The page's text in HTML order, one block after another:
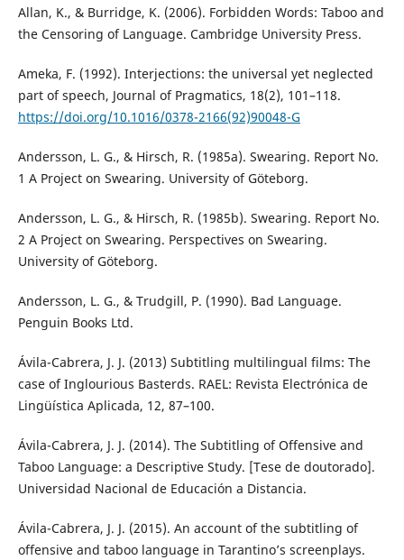
Allan, K., & Burridge, K. (2006). Forbidden Words: Taboo and
the Censoring of Language. Cambridge University Press.
Ameka, F. (1992). Interjections: the universal yet neglected
part of speech, Journal of Pragmatics, 18(2), 101–118.
https://doi.org/10.1016/0378-2166(92)90048-G
Andersson, L. G., & Hirsch, R. (1985a). Swearing. Report No.
1 A Project on Swearing. University of Göteborg.
Andersson, L. G., & Hirsch, R. (1985b). Swearing. Report No.
2 A Project on Swearing. Perspectives on Swearing.
University of Göteborg.
Andersson, L. G., & Trudgill, P. (1990). Bad Language.
Penguin Books Ltd.
Ávila-Cabrera, J. J. (2013) Subtitling multilingual films: The
case of Inglourious Basterds. RAEL: Revista Electrónica de
Lingüística Aplicada, 12, 87–100.
Ávila-Cabrera, J. J. (2014). The Subtitling of Offensive and
Taboo Language: a Descriptive Study. [Tese de doutorado].
Universidad Nacional de Educación a Distancia.
Ávila-Cabrera, J. J. (2015). An account of the subtitling of
offensive and taboo language in Tarantino’s screenplays.